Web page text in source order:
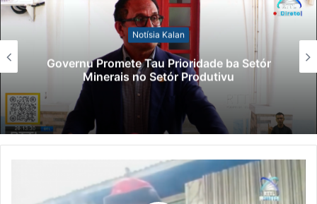
Notísia Kalan
Governu Promete Tau Prioridade ba Setór
Minerais no Setór Produtivu